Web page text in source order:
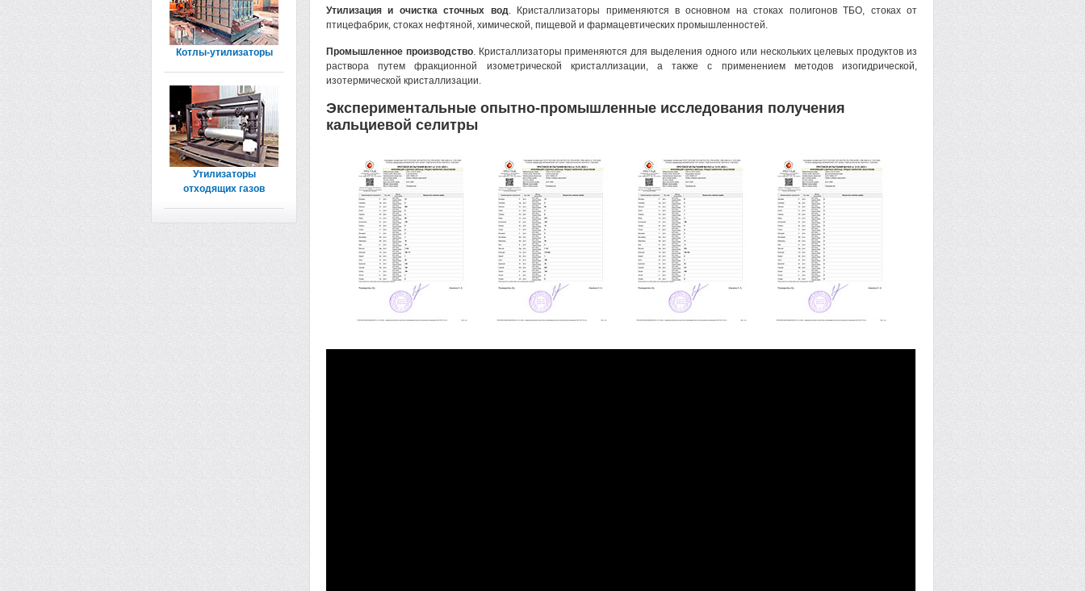
Утилизация и очистка сточных вод. Кристаллизаторы применяются в основном на стоках полигонов ТБО, стоках от
птицефабрик, стоках нефтяной, химической, пищевой и фармацевтических промышленностей.
Промышленное производство. Кристаллизаторы применяются для выделения одного или нескольких целевых продуктов из
раствора путем фракционной изометрической кристаллизации, а также с применением методов изогидрической,
изотермической кристаллизации.
Экспериментальные опытно-промышленные исследования получения
кальциевой селитры
Котлы-утилизаторы
Утилизаторы
отходящих газов